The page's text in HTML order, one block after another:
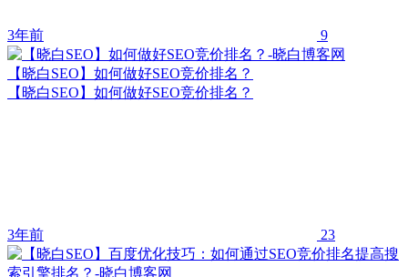
3年前 9
【晓白SEO】如何做好SEO竞价排名？
【晓白SEO】如何做好SEO竞价排名？
3年前 23